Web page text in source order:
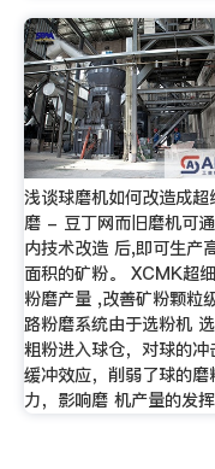
浅谈球磨机如何改造成超
磨 - 豆丁网而旧磨机可
内技术改造 后,即可生产
面积的矿粉。 XCMK超
粉磨产量 ,改善矿粉颗粒
路粉磨系统由于选粉机
粗粉进入球仓，对球的冲
缓冲效应，削弱了球的磨
力，影响磨 机产量的发挥